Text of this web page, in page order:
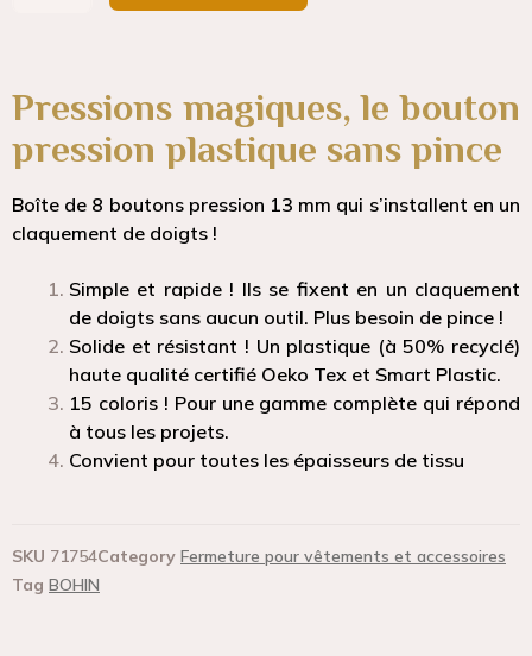
Pressions magiques, le bouton
pression plastique sans pince
Boîte de 8 boutons pression 13 mm qui s’installent en un
claquement de doigts !
Simple et rapide ! Ils se fixent en un claquement
de doigts sans aucun outil. Plus besoin de pince !
Solide et résistant ! Un plastique (à 50% recyclé)
haute qualité certifié Oeko Tex et Smart Plastic.
15 coloris ! Pour une gamme complète qui répond
à tous les projets.
Convient pour toutes les épaisseurs de tissu
SKU 71754Category Fermeture pour vêtements et accessoires
Tag BOHIN